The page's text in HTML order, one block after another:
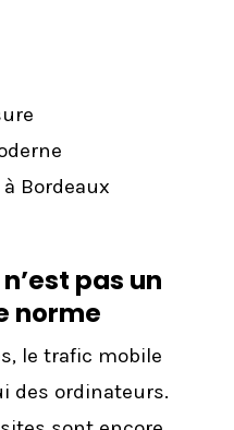
Bordeaux
pas un
norme
le trafic mobile
des ordinateurs.